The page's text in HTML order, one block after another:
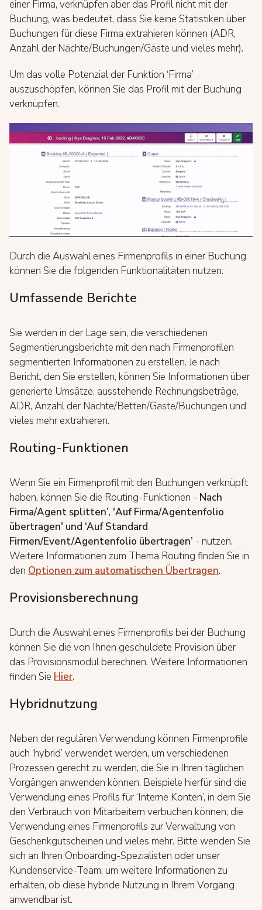
einer Firma, verknüpfen aber das Profil nicht mit der
Buchung, was bedeutet, dass Sie keine Statistiken über
Buchungen für diese Firma extrahieren können (ADR,
Anzahl der Nächte/Buchungen/Gäste und vieles mehr).
Um das volle Potenzial der Funktion ‘Firma’
auszuschöpfen, können Sie das Profil mit der Buchung
verknüpfen.
Durch die Auswahl eines Firmenprofils in einer Buchung
können Sie die folgenden Funktionalitäten nutzen:
Umfassende Berichte
Sie werden in der Lage sein, die verschiedenen
Segmentierungsberichte mit den nach Firmenprofilen
segmentierten Informationen zu erstellen. Je nach
Bericht, den Sie erstellen, können Sie Informationen über
generierte Umsätze, ausstehende Rechnungsbeträge,
ADR, Anzahl der Nächte/Betten/Gäste/Buchungen und
vieles mehr extrahieren.
Routing-Funktionen
Wenn Sie ein Firmenprofil mit den Buchungen verknüpft
haben, können Sie die Routing-Funktionen - Nach
Firma/Agent splitten’, 'Auf Firma/Agentenfolio
übertragen' und ‘Auf Standard
Firmen/Event/Agentenfolio übertragen’ - nutzen.
Weitere Informationen zum Thema Routing finden Sie in
den Optionen zum automatischen Übertragen.
Provisionsberechnung
Durch die Auswahl eines Firmenprofils bei der Buchung
können Sie die von Ihnen geschuldete Provision über
das Provisionsmodul berechnen. Weitere Informationen
finden Sie Hier.
Hybridnutzung
Neben der regulären Verwendung können Firmenprofile
auch ‘hybrid’ verwendet werden, um verschiedenen
Prozessen gerecht zu werden, die Sie in Ihren täglichen
Vorgängen anwenden können. Beispiele hierfür sind die
Verwendung eines Profils für ‘Interne Konten’, in dem Sie
den Verbrauch von Mitarbeitern verbuchen können; die
Verwendung eines Firmenprofils zur Verwaltung von
Geschenkgutscheinen und vieles mehr. Bitte wenden Sie
sich an Ihren Onboarding-Spezialisten oder unser
Kundenservice-Team, um weitere Informationen zu
erhalten, ob diese hybride Nutzung in Ihrem Vorgang
anwendbar ist.